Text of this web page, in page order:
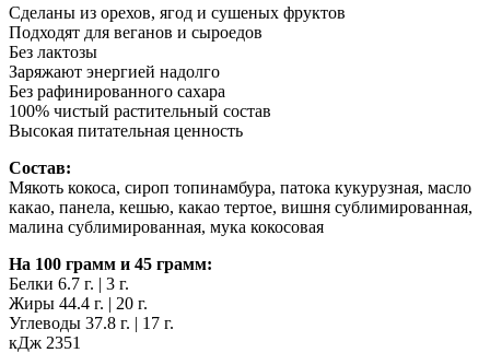
Сделаны из орехов, ягод и сушеных фруктов
Подходят для веганов и сыроедов
Без лактозы
Заряжают энергией надолго
Без рафинированного сахара
100% чистый растительный состав
Высокая питательная ценность
Состав:
Мякоть кокоса, сироп топинамбура, патока кукурузная, масло
какао, панела, кешью, какао тертое, вишня сублимированная,
малина сублимированная, мука кокосовая
На 100 грамм и 45 грамм:
Белки 6.7 г. | 3 г.
Жиры 44.4 г. | 20 г.
Углеводы 37.8 г. | 17 г.
кДж 2351